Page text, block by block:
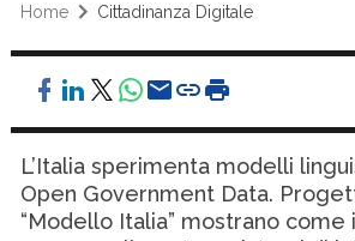
Home Cittadinanza Digitale
L’Italia sperimenta modelli
Open Government Data.
“Modello Italia” mostrano come